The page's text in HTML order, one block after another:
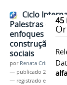
45
Ciclo
Palestras do
enfoques
construção das
sociais
por Renata Cristina de
— publicado 24/08/
— registrado em: